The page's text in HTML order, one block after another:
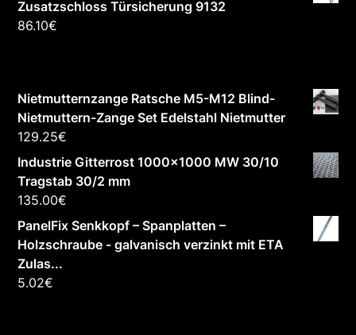
Zusatzschloss Türsicherung 9132
86.10€
Nietmutternzange Ratsche M5-M12 Blind-
Nietmuttern-Zange Set Edelstahl Nietmutter
129.25€
Industrie Gitterrost 1000x1000 MW 30/10
Tragstab 30/2 mm
135.00€
PanelFix Senkkopf – Spanplatten –
Holzschraube - galvanisch verzinkt mit ETA
Zulas...
5.02€